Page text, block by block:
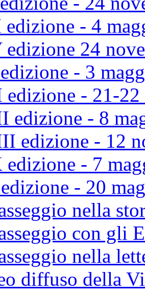
- 4
edizione 24
- 3
- 21-22
edizione - 8
edizione - 12
edizione - 7
- 20
nella
con gli
nella
diffuso della